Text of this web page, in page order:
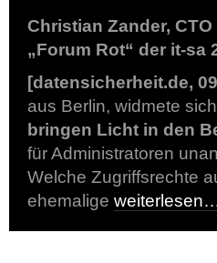
Christian Zander,
„Forum Rot“ der it-sa
[datensicherheit.de,
aus Berlin, widmete
bringen Licht in den
für Administratoren
Welche Zugriffsrechte
ehemalige